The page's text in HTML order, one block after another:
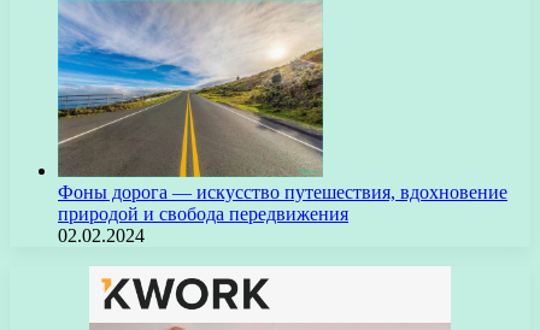
Фоны дорога — искусство путешествия, вдохновение
природой и свобода передвижения
02.02.2024